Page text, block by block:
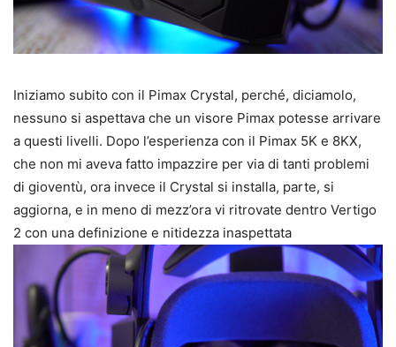
Iniziamo subito con il Pimax Crystal, perché, diciamolo,
nessuno si aspettava che un visore Pimax potesse arrivare
a questi livelli. Dopo l’esperienza con il Pimax 5K e 8KX,
che non mi aveva fatto impazzire per via di tanti problemi
di gioventù, ora invece il Crystal si installa, parte, si
aggiorna, e in meno di mezz’ora vi ritrovate dentro Vertigo
2 con una definizione e nitidezza inaspettata